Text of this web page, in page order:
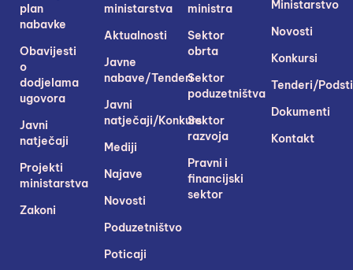
Ministarstvo
Novosti
Konkursi
Tenderi/
Dokumenti
Kontakt
ministra
Sektor
obrta
Sektor
poduzetništva
Sektor
razvoja
Pravni i
financijski
sektor
ministarstva
Aktualnosti
Javne
nabave/Tenderi
Javni
natječaji/Konkursi
Mediji
Najave
Novosti
Poduzetništvo
Poticaji
plan
nabavke
Obavijesti
o
dodjelama
ugovora
Javni
natječaji
Projekti
ministarstva
Zakoni